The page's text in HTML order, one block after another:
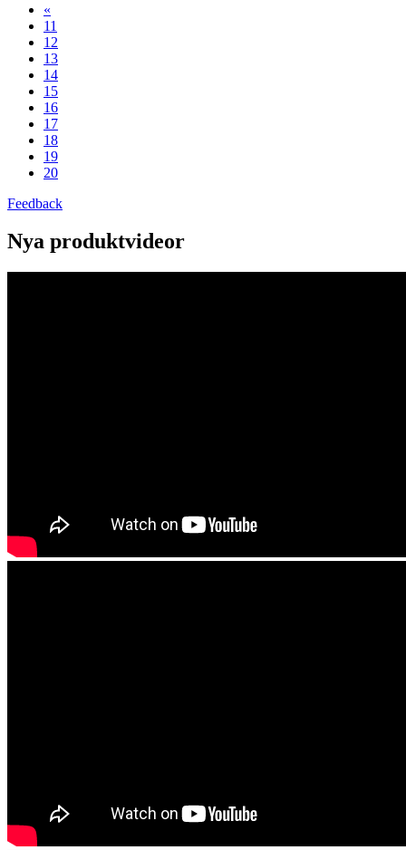
«
11
12
13
14
15
16
17
18
19
20
Feedback
Nya produktvideor